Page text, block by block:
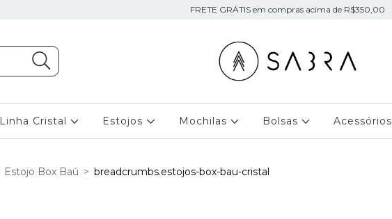
FRETE GRÁTIS em compras acima de R$350,00
Linha Cristal Estojos Mochilas Bolsas Acessórios
Estojo Box Baú > breadcrumbs.estojos-box-bau-cristal